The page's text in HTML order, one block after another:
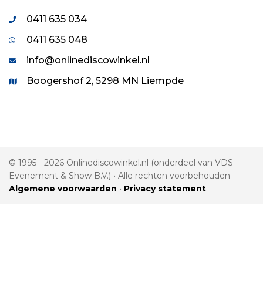
0411 635 034
0411 635 048
info@onlinediscowinkel.nl
Boogershof 2, 5298 MN Liempde
© 1995 - 2026 Onlinediscowinkel.nl (onderdeel van VDS
Evenement & Show B.V.) • Alle rechten voorbehouden
Algemene voorwaarden • Privacy statement